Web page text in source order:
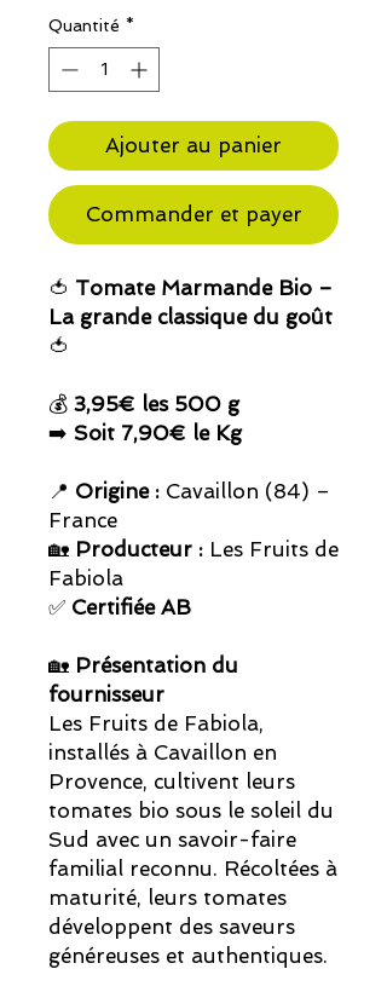
Quantité *
Ajouter au panier
Commander et payer
🍅 Tomate Marmande Bio –
La grande classique du goût
🍅
💰 3,95€ les 500 g
➡️ Soit 7,90€ le Kg
📍 Origine : Cavaillon (84) –
France
🏡 Producteur : Les Fruits de
Fabiola
✅ Certifiée AB
🏡 Présentation du
fournisseur
Les Fruits de Fabiola,
installés à Cavaillon en
Provence, cultivent leurs
tomates bio sous le soleil du
Sud avec un savoir-faire
familial reconnu. Récoltées à
maturité, leurs tomates
développent des saveurs
généreuses et authentiques.